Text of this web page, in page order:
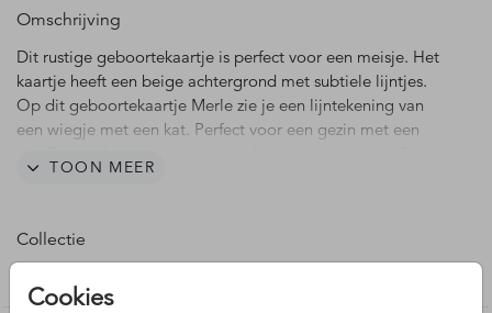
Cookies
Omschrijving
Dit rustige geboortekaartje is perfect voor een meisje. Het
kaartje heeft een beige achtergrond met subtiele lijntjes.
Op dit geboortekaartje Merle zie je een lijntekening van
een wiegje met een kat. Perfect voor een gezin met een
teksten, kleuren en lettertypes naar je eigen smaak aan in
TOON MEER
Collectie